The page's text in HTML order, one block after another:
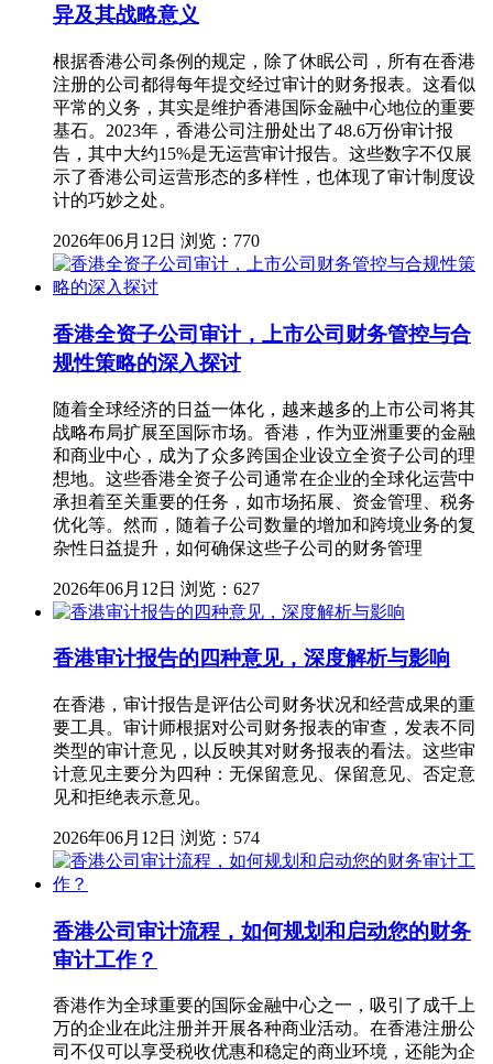
异及其战略意义
根据香港公司条例的规定，除了休眠公司，所有在香港
注册的公司都得每年提交经过审计的财务报表。这看似
平常的义务，其实是维护香港国际金融中心地位的重要
基石。2023年，香港公司注册处出了48.6万份审计报
告，其中大约15%是无运营审计报告。这些数字不仅展
示了香港公司运营形态的多样性，也体现了审计制度设
计的巧妙之处。
2026年06月12日 浏览：770
香港全资子公司审计，上市公司财务管控与合
规性策略的深入探讨
随着全球经济的日益一体化，越来越多的上市公司将其
战略布局扩展至国际市场。香港，作为亚洲重要的金融
和商业中心，成为了众多跨国企业设立全资子公司的理
想地。这些香港全资子公司通常在企业的全球化运营中
承担着至关重要的任务，如市场拓展、资金管理、税务
优化等。然而，随着子公司数量的增加和跨境业务的复
杂性日益提升，如何确保这些子公司的财务管理
2026年06月12日 浏览：627
香港审计报告的四种意见，深度解析与影响
在香港，审计报告是评估公司财务状况和经营成果的重
要工具。审计师根据对公司财务报表的审查，发表不同
类型的审计意见，以反映其对财务报表的看法。这些审
计意见主要分为四种：无保留意见、保留意见、否定意
见和拒绝表示意见。
2026年06月12日 浏览：574
香港公司审计流程，如何规划和启动您的财务
审计工作？
香港作为全球重要的国际金融中心之一，吸引了成千上
万的企业在此注册并开展各种商业活动。在香港注册公
司不仅可以享受税收优惠和稳定的商业环境，还能为企